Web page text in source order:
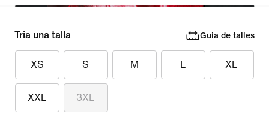
Tria una talla Guia de talles
XS S M L XL
XXL 3XL